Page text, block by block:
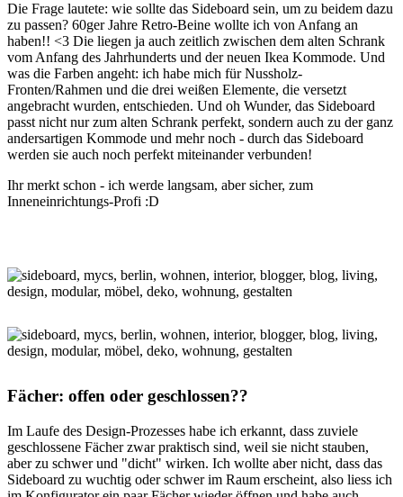
Die Frage lautete: wie sollte das Sideboard sein, um zu beidem dazu
zu passen? 60ger Jahre Retro-Beine wollte ich von Anfang an
haben!! <3 Die liegen ja auch zeitlich zwischen dem alten Schrank
vom Anfang des Jahrhunderts und der neuen Ikea Kommode. Und
was die Farben angeht: ich habe mich für Nussholz-
Fronten/Rahmen und die drei weißen Elemente, die versetzt
angebracht wurden, entschieden. Und oh Wunder, das Sideboard
passt nicht nur zum alten Schrank perfekt, sondern auch zu der ganz
andersartigen Kommode und mehr noch - durch das Sideboard
werden sie auch noch perfekt miteinander verbunden!
Ihr merkt schon - ich werde langsam, aber sicher, zum
Inneneinrichtungs-Profi :D
Fächer: offen oder geschlossen??
Im Laufe des Design-Prozesses habe ich erkannt, dass zuviele
geschlossene Fächer zwar praktisch sind, weil sie nicht stauben,
aber zu schwer und "dicht" wirken. Ich wollte aber nicht, dass das
Sideboard zu wuchtig oder schwer im Raum erscheint, also liess ich